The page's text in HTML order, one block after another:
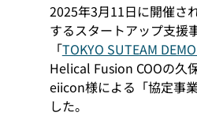
2025年3月11日に開催さ
するスタートアップ支援
「TOKYO SUTEAM
Helical Fusion COOの久
eiicon様による「協定事
した。